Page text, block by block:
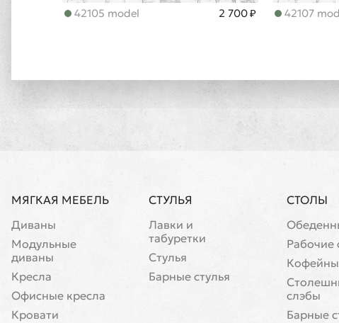
42105 model 2 700 ₽ 42107
МЯГКАЯ МЕБЕЛЬ
Диваны
Модульные
диваны
Кресла
Офисные кресла
Кровати
СТУЛЬЯ
Лавки и
табуретки
Стулья
Барные стулья
СТОЛЫ
Рабочие
слэбы
Барные